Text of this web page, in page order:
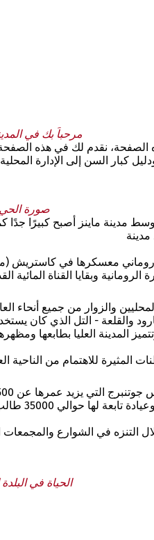
مرحباً بك في
نقدم لك في هذه
كبار السن إلى الإدارة
صورة الحي
من إصلاح إداري قبل حوالي 30 عامًا. نظرًا
الرومانية وبقايا القناة
والقلعة - التل الذي كان
المدينة العليا بطابعها
المثيرة للاهتمام من
الحياة في البلدة